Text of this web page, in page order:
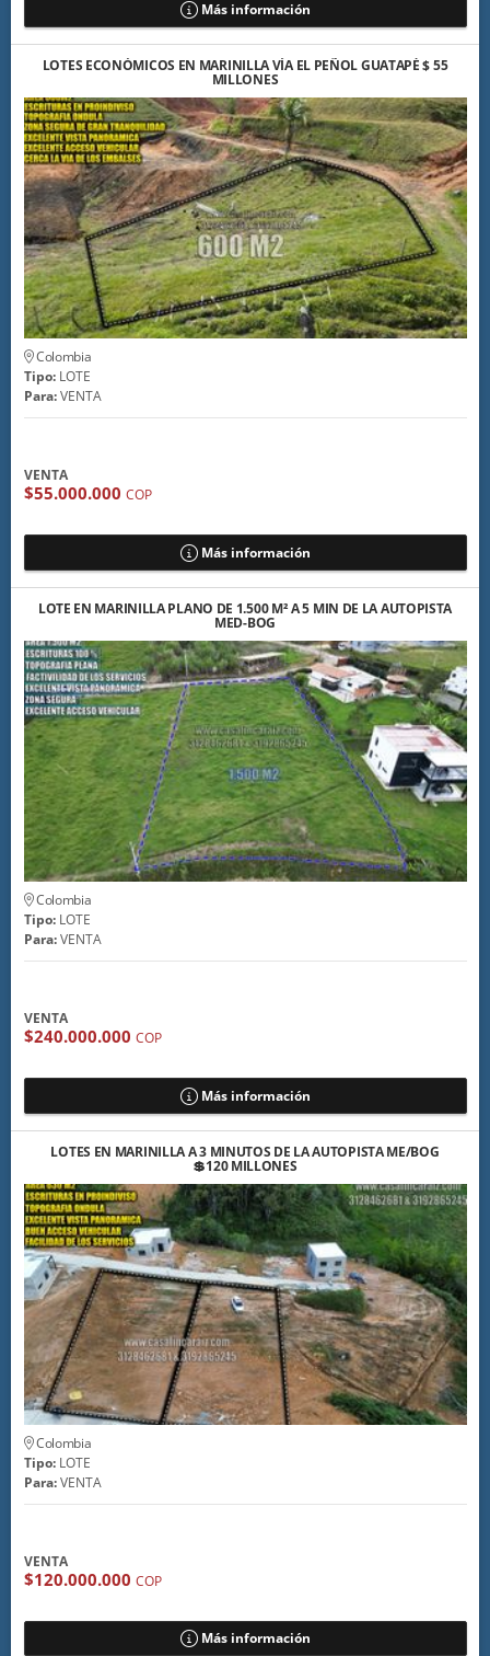
Más información
LOTES ECONÓMICOS EN MARINILLA VÍA EL PEÑOL GUATAPÉ $ 55
MILLONES
Colombia
Tipo:LOTE
Para:VENTA
VENTA
$55.000.000 COP
Más información
LOTE EN MARINILLA PLANO DE 1.500 M² A 5 MIN DE LA AUTOPISTA
MED-BOG
Colombia
Tipo:LOTE
Para:VENTA
VENTA
$240.000.000 COP
Más información
LOTES EN MARINILLA A 3 MINUTOS DE LA AUTOPISTA ME/BOG
💲120 MILLONES
Colombia
Tipo:LOTE
Para:VENTA
VENTA
$120.000.000 COP
Más información